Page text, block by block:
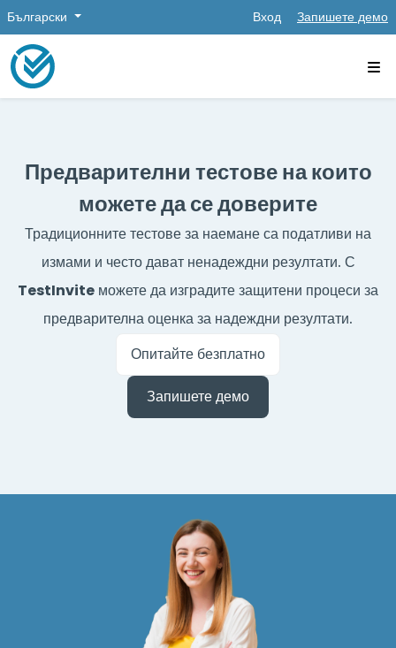
Български Вход Запишете демо
Предварителни тестове на които
можете да се доверите
Традиционните тестове за наемане са податливи на
измами и често дават ненадеждни резултати. С
TestInvite можете да изградите защитени процеси за
предварителна оценка за надеждни резултати.
Опитайте безплатно
Запишете демо